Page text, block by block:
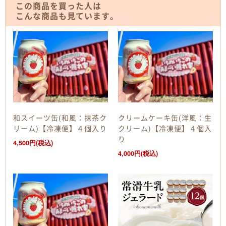
この商品を買った人は
こんな商品も見ています。
和スイーツ缶(和風：抹茶ク
リーム)【冷凍便】４個入り
4,500円(税込)
クリームケーキ缶(洋風：生
クリーム)【冷凍便】４個入
り
4,000円(税込)